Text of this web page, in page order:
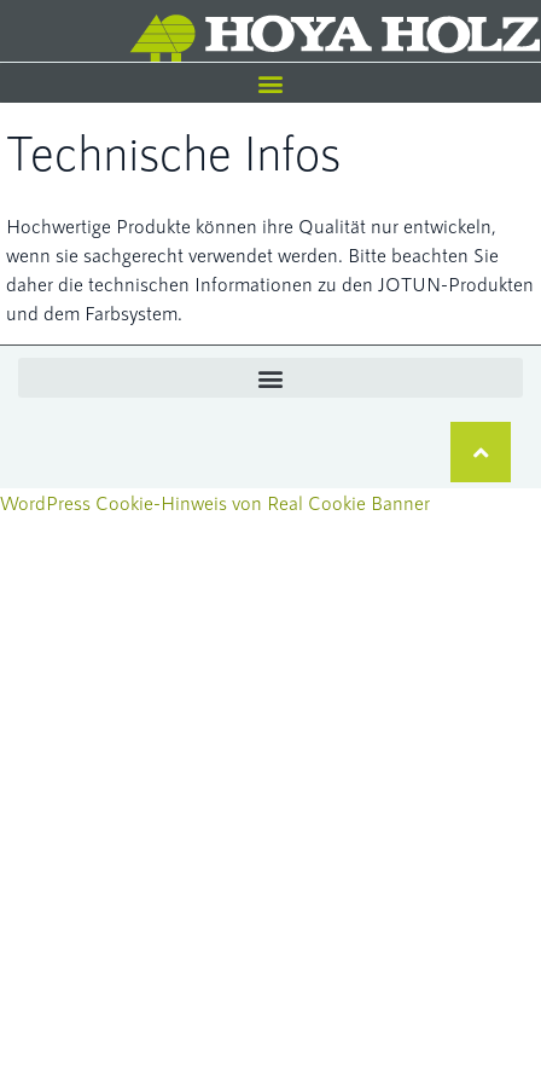
Technische Infos
Hochwertige Produkte können ihre Qualität nur entwickeln,
wenn sie sachgerecht verwendet werden. Bitte beachten Sie
daher die technischen Informationen zu den JOTUN-Produkten
und dem Farbsystem.
WordPress Cookie-Hinweis von Real Cookie Banner